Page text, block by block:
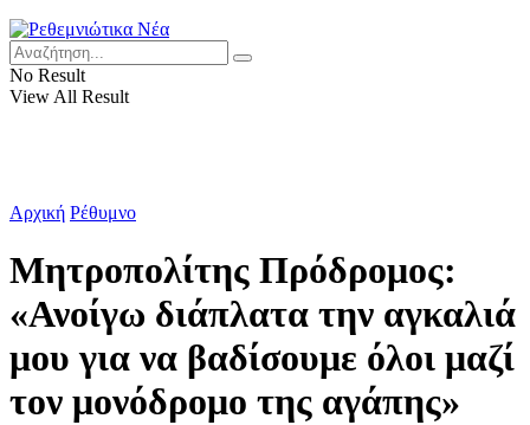
No Result
View All Result
Αρχική Ρέθυμνο
Μητροπολίτης Πρόδρομος:
«Ανοίγω διάπλατα την αγκαλιά
μου για να βαδίσουμε όλοι μαζί
τον μονόδρομο της αγάπης»